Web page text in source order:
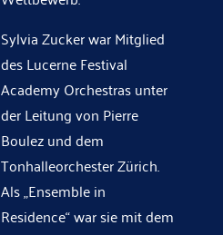
Sylvia Zucker war Mitglied
des Lucerne Festival
Academy Orchestras unter
der Leitung von Pierre
Boulez und dem
Tonhalleorchester Zürich.
Als „Ensemble in
Residence“ war sie mit dem